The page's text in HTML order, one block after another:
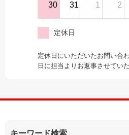
30 31 1 2
定休日
定休日にいただいたお問い合
日に担当よりお返事させてい